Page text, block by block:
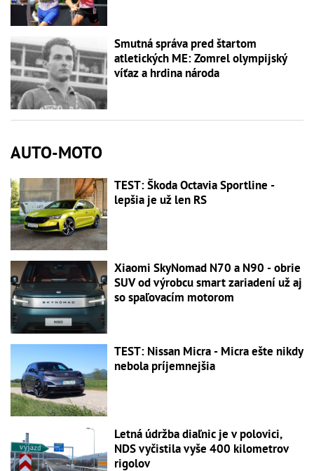
Smutná správa pred štartom
atletických ME: Zomrel olympijský
víťaz a hrdina národa
AUTO-MOTO
TEST: Škoda Octavia Sportline -
lepšia je už len RS
Xiaomi SkyNomad N70 a N90 - obrie
SUV od výrobcu smart zariadení už aj
so spaľovacím motorom
TEST: Nissan Micra - Micra ešte nikdy
nebola príjemnejšia
Letná údržba diaľnic je v polovici,
NDS vyčistila vyše 400 kilometrov
rigolov